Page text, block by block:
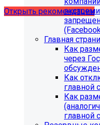
Открыть рекомендации
Главная
Как
через
Как
главной
Как
главной